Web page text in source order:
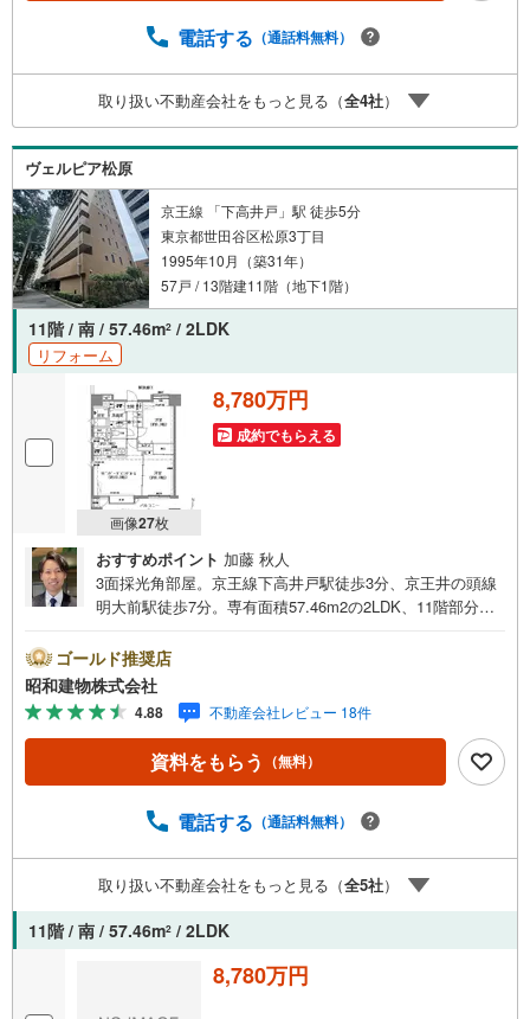
完了予定です！【営業時間10:00～19:00】上記時間はお電
さい！現地を見学される場合は「室内・現地を見学する
（無料）」ボタンよりご希望の日時をご記入いただけます
とスムーズにご案内が可能です。【ウィル不動産販売はこ
こが強み】（1）住宅ローンに精通したローン専門部署があ
ります！（2）施工実績多数のリフォーム部門も社内にあり
ます！（3）定休日なし！
電話する （通話料無料）
取り扱い不動産会社をもっと見る（全4社）
ヴェルピア松原
京王線 「下高井戸」駅 徒歩5分
東京都世田谷区松原3丁目
1995年10月（築31年）
57戸 / 13階建11階（地下1階）
11階 / 南 / 57.46m2 / 2LDK
リフォーム
画像27枚
8,780万円
成約でもらえる
おすすめポイント 加藤 秋人
3面採光角部屋。京王線下高井戸駅徒歩3分、京王井の頭線
明大前駅徒歩7分。専有面積57.46m2の2LDK、11階部分。2
です・・・ 西荻窪に創業44年、地域密着の不動産会社で
す。 不動産購入、買換えには、不安がつきもの。 物件の
選定や住宅ローンはもちろん地域密着だからこその情報を
お伝え、ご提案いたします。 お気軽にご相談、ご来社頂
ける会社です。スタッフ一同、心よりお待ちしておりま
シートの用意もございます。 ご家族で楽しくご検討頂ける
ください。 営業時間: 9:00 - 20:00
ゴールド推奨店
昭和建物株式会社
4.88 不動産会社レビュー 18件
資料をもらう （無料）
電話する （通話料無料）
取り扱い不動産会社をもっと見る（全5社）
11階 / 南 / 57.46m2 / 2LDK
8,780万円